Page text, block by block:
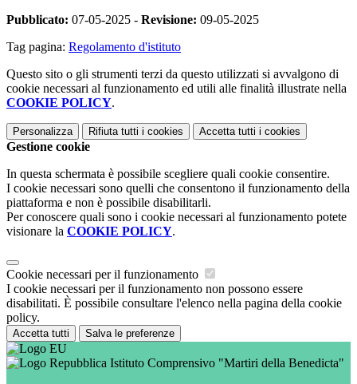
Pubblicato: 07-05-2025 - Revisione: 09-05-2025
Tag pagina: Regolamento d'istituto
Questo sito o gli strumenti terzi da questo utilizzati si avvalgono di
cookie necessari al funzionamento ed utili alle finalità illustrate nella
COOKIE POLICY.
Personalizza Rifiuta tutti i cookies Accetta tutti i cookies
Gestione cookie
In questa schermata è possibile scegliere quali cookie consentire.
I cookie necessari sono quelli che consentono il funzionamento della
piattaforma e non è possibile disabilitarli.
Per conoscere quali sono i cookie necessari al funzionamento potete
visionare la COOKIE POLICY.
Cookie necessari per il funzionamento
I cookie necessari per il funzionamento non possono essere
disabilitati. È possibile consultare l'elenco nella pagina della cookie
policy.
Accetta tutti Salva le preferenze
Istituto Comprensivo "Martiri della Benedicta"